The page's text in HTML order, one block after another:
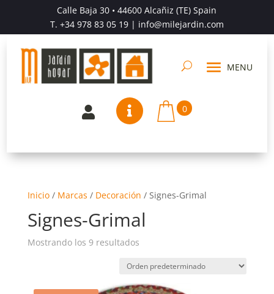
Calle Baja 30 • 44600 Alcañiz (TE) Spain
T. +34 978 83 05 19| info@milejardin.com
  0
Inicio/ Marcas / Decoración / Signes-Grimal
Signes-Grimal
Mostrando los 9 resultados